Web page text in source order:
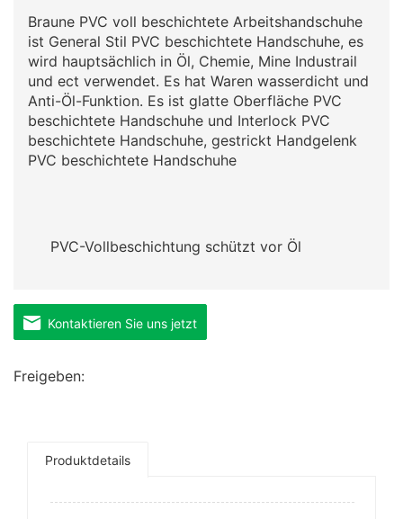
Braune PVC voll beschichtete Arbeitshandschuhe
ist General Stil PVC beschichtete Handschuhe, es
wird hauptsächlich in Öl, Chemie, Mine Industrail
und ect verwendet. Es hat Waren wasserdicht und
Anti-Öl-Funktion. Es ist glatte Oberfläche PVC
beschichtete Handschuhe und Interlock PVC
beschichtete Handschuhe, gestrickt Handgelenk
PVC beschichtete Handschuhe
PVC-Vollbeschichtung schützt vor Öl
Kontaktieren Sie uns jetzt
Freigeben:
Produktdetails